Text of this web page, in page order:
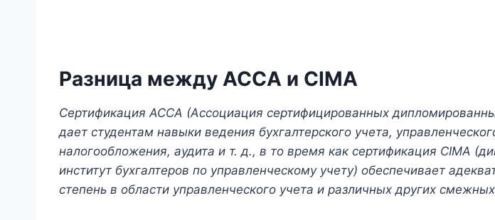
Разница между ACCA и CIMA
Сертификация ACCA (Ассоциация сертифицированных
дает студентам навыки ведения бухгалтерского учета,
налогообложения, аудита и т. д., в то время как сертификация CIMA
институт бухгалтеров по управленческому учету) обеспечивает
степень в области управленческого учета и различных других